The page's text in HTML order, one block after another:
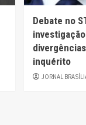
Debate no
inquérito
JORNAL